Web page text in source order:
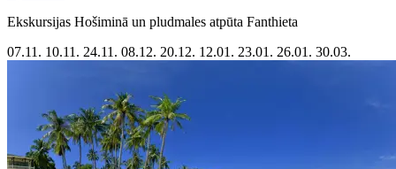
Ekskursijas Hošiminā un pludmales atpūta Fanthieta
07.11. 10.11. 24.11. 08.12. 20.12. 12.01. 23.01. 26.01. 30.03.